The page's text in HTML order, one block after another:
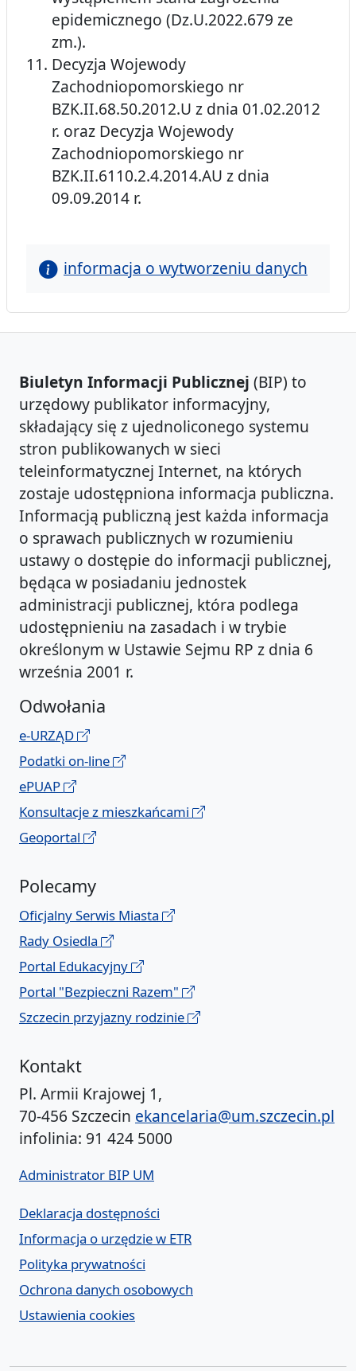
epidemicznego (Dz.U.2022.679 ze
zm.).
Decyzja Wojewody
Zachodniopomorskiego nr
BZK.II.68.50.2012.U z dnia 01.02.2012
r. oraz Decyzja Wojewody
Zachodniopomorskiego nr
BZK.II.6110.2.4.2014.AU z dnia
09.09.2014 r.
informacja o wytworzeniu danych
Biuletyn Informacji Publicznej (BIP) to
urzędowy publikator informacyjny,
składający się z ujednoliconego systemu
stron publikowanych w sieci
teleinformatycznej Internet, na których
zostaje udostępniona informacja publiczna.
Informacją publiczną jest każda informacja
o sprawach publicznych w rozumieniu
ustawy o dostępie do informacji publicznej,
będąca w posiadaniu jednostek
administracji publicznej, która podlega
udostępnieniu na zasadach i w trybie
określonym w Ustawie Sejmu RP z dnia 6
września 2001 r.
Odwołania
e-URZĄD
Podatki on-line
ePUAP
Konsultacje z mieszkańcami
Geoportal
Polecamy
Oficjalny Serwis Miasta
Rady Osiedla
Portal Edukacyjny
Portal "Bezpieczni Razem"
Szczecin przyjazny rodzinie
Kontakt
Pl. Armii Krajowej 1,
70-456 Szczecin ekancelaria@um.szczecin.pl
infolinia: 91 424 5000
Administrator BIP UM
Deklaracja dostępności
Informacja o urzędzie w ETR
Polityka prywatności
Ochrona danych osobowych
Ustawienia cookies